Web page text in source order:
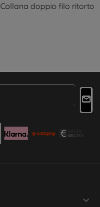
Collana doppio filo ritorto
